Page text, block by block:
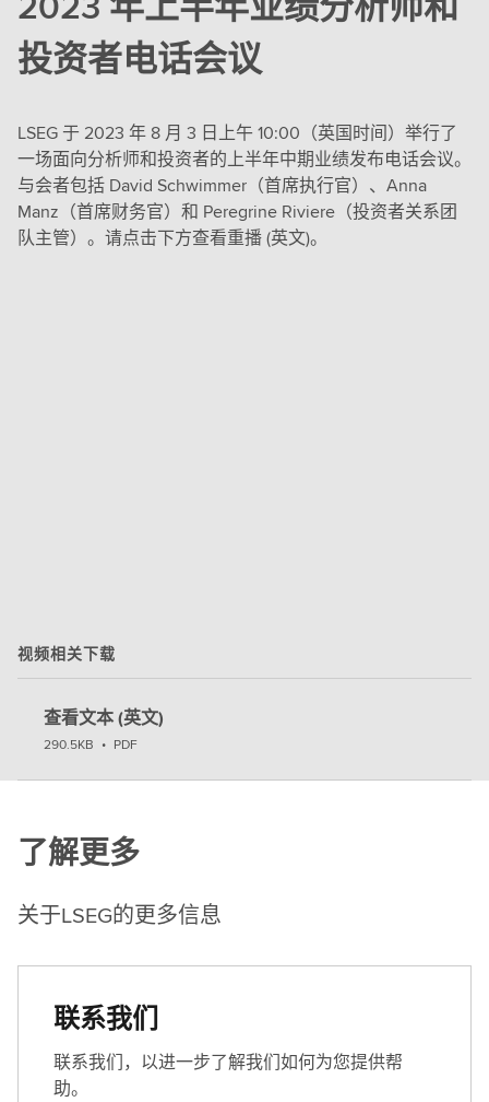
投资者电话会议
LSEG 于 2023 年 8 月 3 日上午 10:00（英国时间）举行了
一场面向分析师和投资者的上半年中期业绩发布电话会议。
与会者包括 David Schwimmer（首席执行官）、Anna
Manz（首席财务官）和 Peregrine Riviere（投资者关系团
队主管）。请点击下方查看重播 (英文)。
视频相关下载
查看文本 (英文)
290.5KB • PDF
了解更多
关于LSEG的更多信息
联系我们
联系我们，以进一步了解我们如何为您提供帮
助。